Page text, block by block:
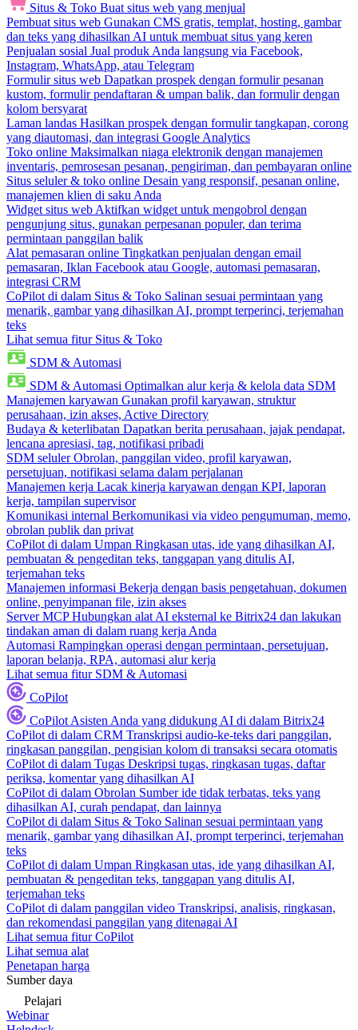
Situs & Toko Buat situs web yang menjual
Pembuat situs web Gunakan CMS gratis, templat, hosting, gambar
dan teks yang dihasilkan AI untuk membuat situs yang keren
Penjualan sosial Jual produk Anda langsung via Facebook,
Instagram, WhatsApp, atau Telegram
Formulir situs web Dapatkan prospek dengan formulir pesanan
kustom, formulir pendaftaran & umpan balik, dan formulir dengan
kolom bersyarat
Laman landas Hasilkan prospek dengan formulir tangkapan, corong
yang diautomasi, dan integrasi Google Analytics
Toko online Maksimalkan niaga elektronik dengan manajemen
inventaris, pemrosesan pesanan, pengiriman, dan pembayaran online
Situs seluler & toko online Desain yang responsif, pesanan online,
manajemen klien di saku Anda
Widget situs web Aktifkan widget untuk mengobrol dengan
pengunjung situs, gunakan perpesanan populer, dan terima
permintaan panggilan balik
Alat pemasaran online Tingkatkan penjualan dengan email
pemasaran, Iklan Facebook atau Google, automasi pemasaran,
integrasi CRM
CoPilot di dalam Situs & Toko Salinan sesuai permintaan yang
menarik, gambar yang dihasilkan AI, prompt terperinci, terjemahan
teks
Lihat semua fitur Situs & Toko
SDM & Automasi
SDM & Automasi Optimalkan alur kerja & kelola data SDM
Manajemen karyawan Gunakan profil karyawan, struktur
perusahaan, izin akses, Active Directory
Budaya & keterlibatan Dapatkan berita perusahaan, jajak pendapat,
lencana apresiasi, tag, notifikasi pribadi
SDM seluler Obrolan, panggilan video, profil karyawan,
persetujuan, notifikasi selama dalam perjalanan
Manajemen kerja Lacak kinerja karyawan dengan KPI, laporan
kerja, tampilan supervisor
Komunikasi internal Berkomunikasi via video pengumuman, memo,
obrolan publik dan privat
CoPilot di dalam Umpan Ringkasan utas, ide yang dihasilkan AI,
pembuatan & pengeditan teks, tanggapan yang ditulis AI,
terjemahan teks
Manajemen informasi Bekerja dengan basis pengetahuan, dokumen
online, penyimpanan file, izin akses
Server MCP Hubungkan alat AI eksternal ke Bitrix24 dan lakukan
tindakan aman di dalam ruang kerja Anda
Automasi Rampingkan operasi dengan permintaan, persetujuan,
laporan belanja, RPA, automasi alur kerja
Lihat semua fitur SDM & Automasi
CoPilot
CoPilot Asisten Anda yang didukung AI di dalam Bitrix24
CoPilot di dalam CRM Transkripsi audio-ke-teks dari panggilan,
ringkasan panggilan, pengisian kolom di transaksi secara otomatis
CoPilot di dalam Tugas Deskripsi tugas, ringkasan tugas, daftar
periksa, komentar yang dihasilkan AI
CoPilot di dalam Obrolan Sumber ide tidak terbatas, teks yang
dihasilkan AI, curah pendapat, dan lainnya
CoPilot di dalam Situs & Toko Salinan sesuai permintaan yang
menarik, gambar yang dihasilkan AI, prompt terperinci, terjemahan
teks
CoPilot di dalam Umpan Ringkasan utas, ide yang dihasilkan AI,
pembuatan & pengeditan teks, tanggapan yang ditulis AI,
terjemahan teks
CoPilot di dalam panggilan video Transkripsi, analisis, ringkasan,
dan rekomendasi panggilan yang ditenagai AI
Lihat semua fitur CoPilot
Lihat semua alat
Penetapan harga
Sumber daya
Pelajari
Webinar